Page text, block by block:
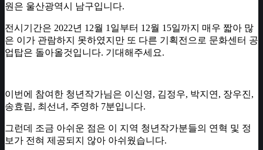
원은 울산광역시 남구입니다.
전시기간은 2022년 12월 1일부터 12월 15일까지 매우 짧아 많
은 이가 관람하지 못하였지만 또 다른 기획전으로 문화센터 공
업탑은 돌아올것입니다. 기대해주세요.
이번에 참여한 청년작가님은 이신영, 김정우, 박지연, 장우진,
송효림, 최선녀, 주영하 7분입니다.
그런데 조금 아쉬운 점은 이 지역 청년작가분들의 연혁 및 정
보가 전혀 제공되지 않아 아쉬웠습니다.